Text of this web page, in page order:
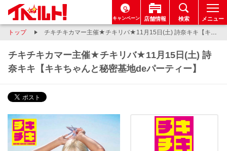
キャンペーン 店舗情報 検索 メニュー
トップ チキチキカマー主催★チキリバ★11月15日(土) 詩奈キキ【キキちゃんと秘密基地deパーティー】
チキチキカマー主催★チキリバ★11月15日(土) 詩
奈キキ【キキちゃんと秘密基地deパーティー】